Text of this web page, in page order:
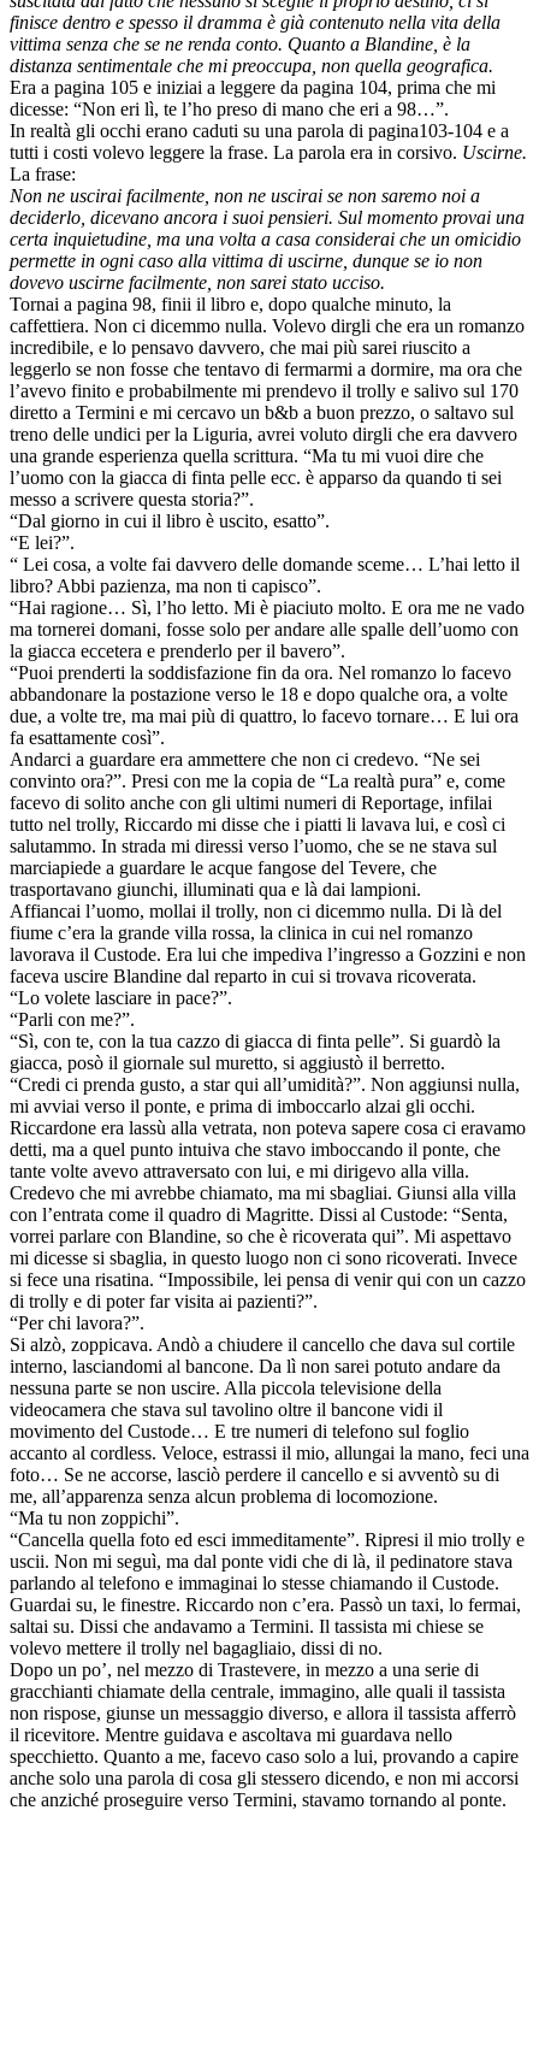
finisce dentro e spesso il dramma è già contenuto nella vita della
vittima senza che se ne renda conto. Quanto a Blandine, è la
distanza sentimentale che mi preoccupa, non quella geografica.
Era a pagina 105 e iniziai a leggere da pagina 104, prima che mi
dicesse: “Non eri lì, te l’ho preso di mano che eri a 98…”.
In realtà gli occhi erano caduti su una parola di pagina103-104 e a
tutti i costi volevo leggere la frase. La parola era in corsivo. Uscirne.
La frase:
Non ne uscirai facilmente, non ne uscirai se non saremo noi a
deciderlo, dicevano ancora i suoi pensieri. Sul momento provai una
certa inquietudine, ma una volta a casa considerai che un omicidio
permette in ogni caso alla vittima di uscirne, dunque se io non
dovevo uscirne facilmente, non sarei stato ucciso.
Tornai a pagina 98, finii il libro e, dopo qualche minuto, la
caffettiera. Non ci dicemmo nulla. Volevo dirgli che era un romanzo
incredibile, e lo pensavo davvero, che mai più sarei riuscito a
leggerlo se non fosse che tentavo di fermarmi a dormire, ma ora che
l’avevo finito e probabilmente mi prendevo il trolly e salivo sul 170
diretto a Termini e mi cercavo un b&b a buon prezzo, o saltavo sul
treno delle undici per la Liguria, avrei voluto dirgli che era davvero
una grande esperienza quella scrittura. “Ma tu mi vuoi dire che
l’uomo con la giacca di finta pelle ecc. è apparso da quando ti sei
messo a scrivere questa storia?”.
“Dal giorno in cui il libro è uscito, esatto”.
“E lei?”.
“ Lei cosa, a volte fai davvero delle domande sceme… L’hai letto il
libro? Abbi pazienza, ma non ti capisco”.
“Hai ragione… Sì, l’ho letto. Mi è piaciuto molto. E ora me ne vado
ma tornerei domani, fosse solo per andare alle spalle dell’uomo con
la giacca eccetera e prenderlo per il bavero”.
“Puoi prenderti la soddisfazione fin da ora. Nel romanzo lo facevo
abbandonare la postazione verso le 18 e dopo qualche ora, a volte
due, a volte tre, ma mai più di quattro, lo facevo tornare… E lui ora
fa esattamente così”.
Andarci a guardare era ammettere che non ci credevo. “Ne sei
convinto ora?”. Presi con me la copia de “La realtà pura” e, come
facevo di solito anche con gli ultimi numeri di Reportage, infilai
tutto nel trolly, Riccardo mi disse che i piatti li lavava lui, e così ci
salutammo. In strada mi diressi verso l’uomo, che se ne stava sul
marciapiede a guardare le acque fangose del Tevere, che
trasportavano giunchi, illuminati qua e là dai lampioni.
Affiancai l’uomo, mollai il trolly, non ci dicemmo nulla. Di là del
fiume c’era la grande villa rossa, la clinica in cui nel romanzo
lavorava il Custode. Era lui che impediva l’ingresso a Gozzini e non
faceva uscire Blandine dal reparto in cui si trovava ricoverata.
“Lo volete lasciare in pace?”.
“Parli con me?”.
“Sì, con te, con la tua cazzo di giacca di finta pelle”. Si guardò la
giacca, posò il giornale sul muretto, si aggiustò il berretto.
“Credi ci prenda gusto, a star qui all’umidità?”. Non aggiunsi nulla,
mi avviai verso il ponte, e prima di imboccarlo alzai gli occhi.
Riccardone era lassù alla vetrata, non poteva sapere cosa ci eravamo
detti, ma a quel punto intuiva che stavo imboccando il ponte, che
tante volte avevo attraversato con lui, e mi dirigevo alla villa.
Credevo che mi avrebbe chiamato, ma mi sbagliai. Giunsi alla villa
con l’entrata come il quadro di Magritte. Dissi al Custode: “Senta,
vorrei parlare con Blandine, so che è ricoverata qui”. Mi aspettavo
mi dicesse si sbaglia, in questo luogo non ci sono ricoverati. Invece
si fece una risatina. “Impossibile, lei pensa di venir qui con un cazzo
di trolly e di poter far visita ai pazienti?”.
“Per chi lavora?”.
Si alzò, zoppicava. Andò a chiudere il cancello che dava sul cortile
interno, lasciandomi al bancone. Da lì non sarei potuto andare da
nessuna parte se non uscire. Alla piccola televisione della
videocamera che stava sul tavolino oltre il bancone vidi il
movimento del Custode… E tre numeri di telefono sul foglio
accanto al cordless. Veloce, estrassi il mio, allungai la mano, feci una
foto… Se ne accorse, lasciò perdere il cancello e si avventò su di
me, all’apparenza senza alcun problema di locomozione.
“Ma tu non zoppichi”.
“Cancella quella foto ed esci immeditamente”. Ripresi il mio trolly e
uscii. Non mi seguì, ma dal ponte vidi che di là, il pedinatore stava
parlando al telefono e immaginai lo stesse chiamando il Custode.
Guardai su, le finestre. Riccardo non c’era. Passò un taxi, lo fermai,
saltai su. Dissi che andavamo a Termini. Il tassista mi chiese se
volevo mettere il trolly nel bagagliaio, dissi di no.
Dopo un po’, nel mezzo di Trastevere, in mezzo a una serie di
gracchianti chiamate della centrale, immagino, alle quali il tassista
non rispose, giunse un messaggio diverso, e allora il tassista afferrò
il ricevitore. Mentre guidava e ascoltava mi guardava nello
specchietto. Quanto a me, facevo caso solo a lui, provando a capire
anche solo una parola di cosa gli stessero dicendo, e non mi accorsi
che anziché proseguire verso Termini, stavamo tornando al ponte.